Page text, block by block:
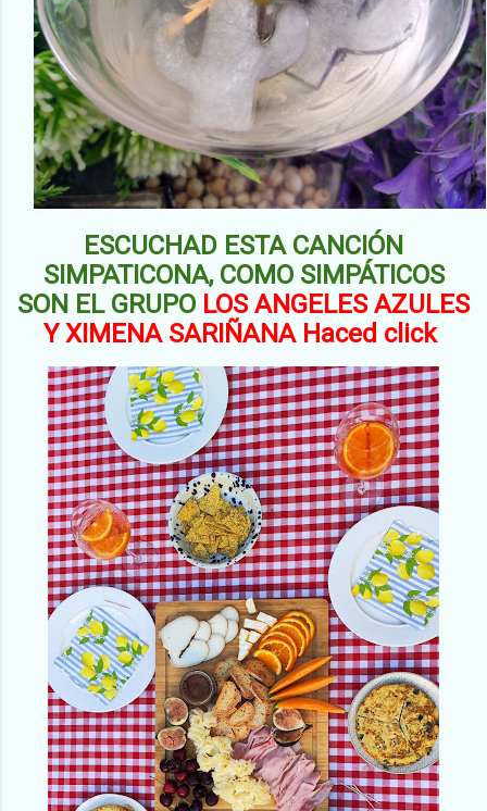
ESCUCHAD ESTA CANCIÓN
SIMPATICONA, COMO SIMPÁTICOS
SON EL GRUPO LOS ANGELES AZULES
Y XIMENA SARIÑANAHaced click